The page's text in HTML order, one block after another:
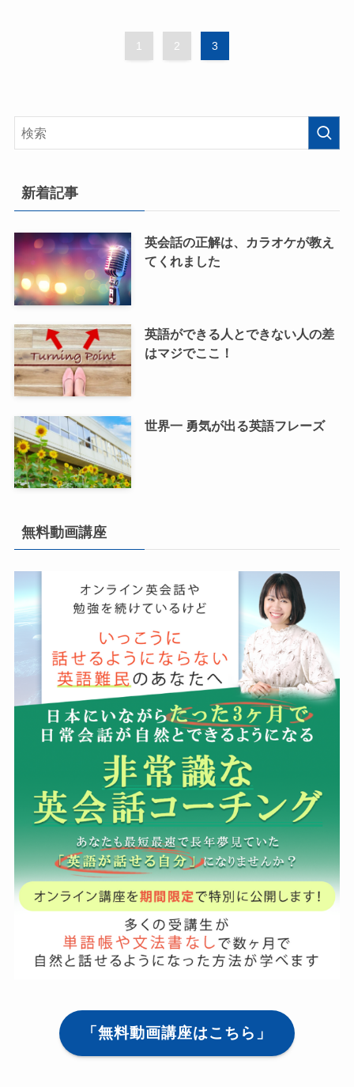
1 2 3
新着記事
英会話の正解は、カラオケが教え
てくれました
英語ができる人とできない人の差
はマジでここ！
世界一 勇気が出る英語フレーズ
無料動画講座
「無料動画講座はこちら」